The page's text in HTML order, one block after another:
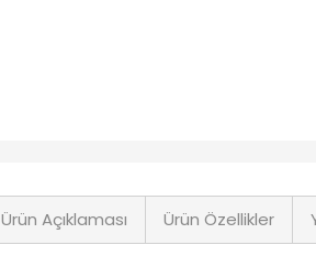
Ürün Açıklaması Ürün Özellikler